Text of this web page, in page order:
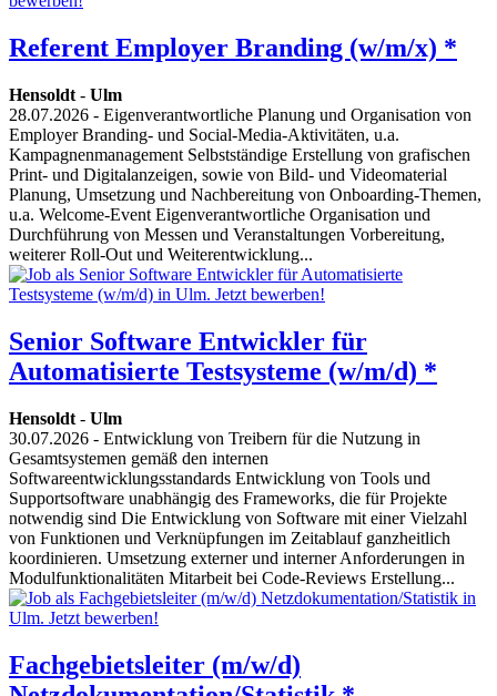
Referent Employer Branding (w/m/x) *
Hensoldt - Ulm
28.07.2026 - Eigenverantwortliche Planung und Organisation von
Employer Branding- und Social-Media-Aktivitäten, u.a.
Kampagnenmanagement Selbstständige Erstellung von grafischen
Print- und Digitalanzeigen, sowie von Bild- und Videomaterial
Planung, Umsetzung und Nachbereitung von Onboarding-Themen,
u.a. Welcome-Event Eigenverantwortliche Organisation und
Durchführung von Messen und Veranstaltungen Vorbereitung,
weiterer Roll-Out und Weiterentwicklung...
Senior Software Entwickler für
Automatisierte Testsysteme (w/m/d) *
Hensoldt - Ulm
30.07.2026 - Entwicklung von Treibern für die Nutzung in
Gesamtsystemen gemäß den internen
Softwareentwicklungsstandards Entwicklung von Tools und
Supportsoftware unabhängig des Frameworks, die für Projekte
notwendig sind Die Entwicklung von Software mit einer Vielzahl
von Funktionen und Verknüpfungen im Zeitablauf ganzheitlich
koordinieren. Umsetzung externer und interner Anforderungen in
Modulfunktionalitäten Mitarbeit bei Code-Reviews Erstellung...
Fachgebietsleiter (m/w/d)